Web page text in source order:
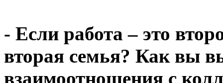
- Если работа – это
вторая семья? Как вы
взаимоотношения с